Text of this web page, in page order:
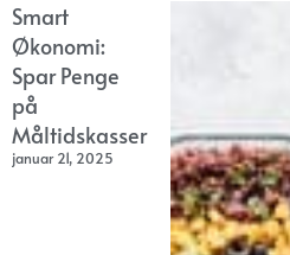
Smart
Økonomi:
Spar Penge
på
Måltidskasser
januar 21, 2025